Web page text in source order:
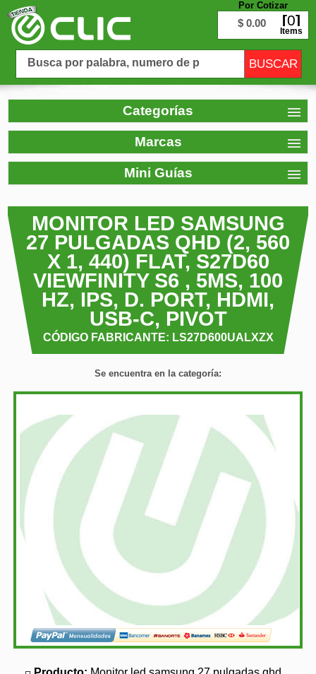
Por Cotizar
$ 0.00 0
Items
Categorías
Marcas
Mini Guías
MONITOR LED SAMSUNG
27 PULGADAS QHD (2, 560
X 1, 440) FLAT, S27D60
VIEWFINITY S6 , 5MS, 100
HZ, IPS, D. PORT, HDMI,
USB-C, PIVOT
CÓDIGO FABRICANTE: LS27D600UALXZX
Se encuentra en la categoría: